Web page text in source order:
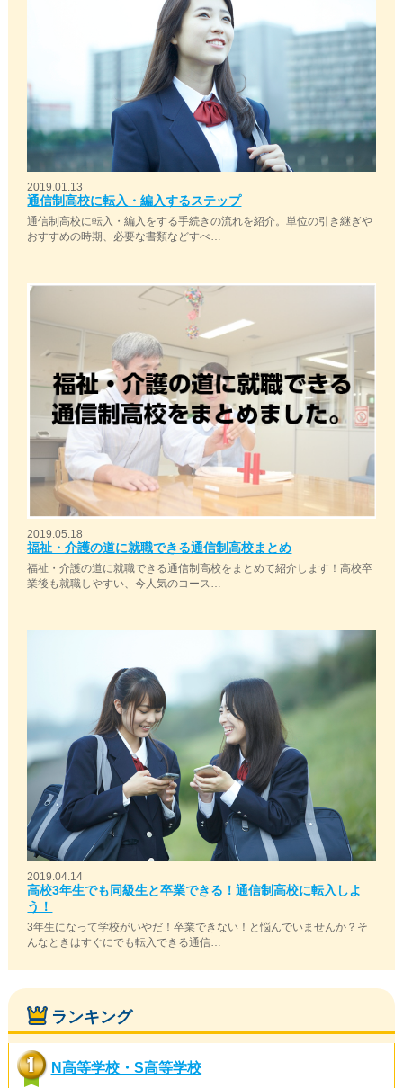
2019.01.13
通信制高校に転入・編入するステップ
通信制高校に転入・編入をする手続きの流れを紹介。単位の引き継ぎや
おすすめの時期、必要な書類などすべ…
2019.05.18
福祉・介護の道に就職できる通信制高校まとめ
福祉・介護の道に就職できる通信制高校をまとめて紹介します！高校卒
業後も就職しやすい、今人気のコース…
2019.04.14
高校3年生でも同級生と卒業できる！通信制高校に転入しよ
う！
3年生になって学校がいやだ！卒業できない！と悩んでいませんか？そ
んなときはすぐにでも転入できる通信…
ランキング
N高等学校・S高等学校